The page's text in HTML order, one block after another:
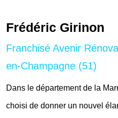
Frédéric Girinon
Franchisé Avenir
en-Champagne (51)
Dans le département de la
choisi de donner un nouvel